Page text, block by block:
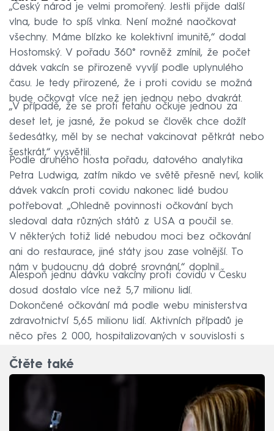
„Český národ je velmi promořený. Jestli přijde další
vlna, bude to spíš vlnka. Není možné naočkovat
všechny. Máme blízko ke kolektivní imunitě,“ dodal
Hostomský. V pořadu 360° rovněž zmínil, že počet
dávek vakcín se přirozeně vyvíjí podle uplynulého
času. Je tedy přirozené, že i proti covidu se možná
bude očkovat více než jen jednou nebo dvakrát.
„V případě, že se proti tetanu očkuje jednou za
deset let, je jasné, že pokud se člověk chce dožít
šedesátky, měl by se nechat vakcinovat pětkrát nebo
šestkrát,“ vysvětlil.
Podle druhého hosta pořadu, datového analytika
Petra Ludwiga, zatím nikdo ve světě přesně neví, kolik
dávek vakcín proti covidu nakonec lidé budou
potřebovat. „Ohledně povinnosti očkování bych
sledoval data různých států z USA a poučil se.
V některých totiž lidé nebudou moci bez očkování
ani do restaurace, jiné státy jsou zase volnější. To
nám v budoucnu dá dobré srovnání,“ doplnil.
Alespoň jednu dávku vakcíny proti covidu v Česku
dosud dostalo více než 5,7 milionu lidí.
Dokončené očkování má podle webu ministerstva
zdravotnictví 5,65 milionu lidí. Aktivních případů je
něco přes 2 000, hospitalizovaných v souvislosti s
Čtěte také